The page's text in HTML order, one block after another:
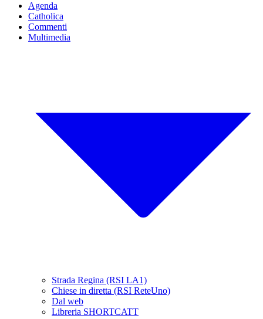
Agenda
Catholica
Commenti
Multimedia
Strada Regina (RSI LA1)
Chiese in diretta (RSI ReteUno)
Dal web
Libreria SHORTCATT